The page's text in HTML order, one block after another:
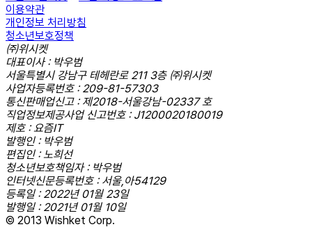
이용약관
개인정보 처리방침
청소년보호정책
㈜위시켓
대표이사 : 박우범
서울특별시 강남구 테헤란로 211 3층 ㈜위시켓
사업자등록번호 : 209-81-57303
통신판매업신고 : 제2018-서울강남-02337 호
직업정보제공사업 신고번호 : J1200020180019
제호 : 요즘IT
발행인 : 박우범
편집인 : 노희선
청소년보호책임자 : 박우범
인터넷신문등록번호 : 서울,아54129
등록일 : 2022년 01월 23일
발행일 : 2021년 01월 10일
© 2013 Wishket Corp.